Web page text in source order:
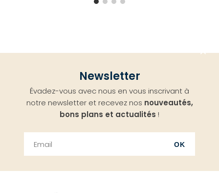
Newsletter
Évadez-vous avec nous en vous inscrivant à
notre newsletter et recevez nos nouveautés,
bons plans et actualités !
OK